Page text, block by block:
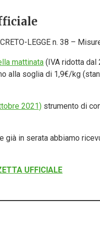
LEGGE n. 38 –
mattinata (IVA ridotta dal
soglia di 1,9€/kg
2021) strumento di
e già in serata abbiamo
UFFICIALE